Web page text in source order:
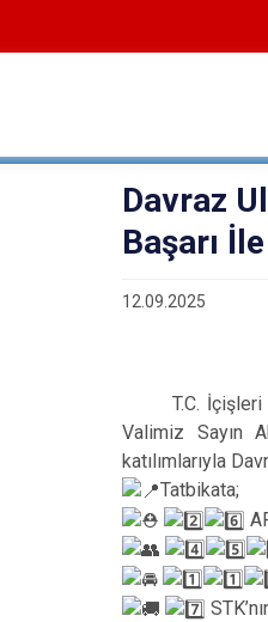
Davraz
Başarı
12.09.2025
T.C. İçişleri
Valimiz Sayın
katılımlarıyla
Tatbikata;